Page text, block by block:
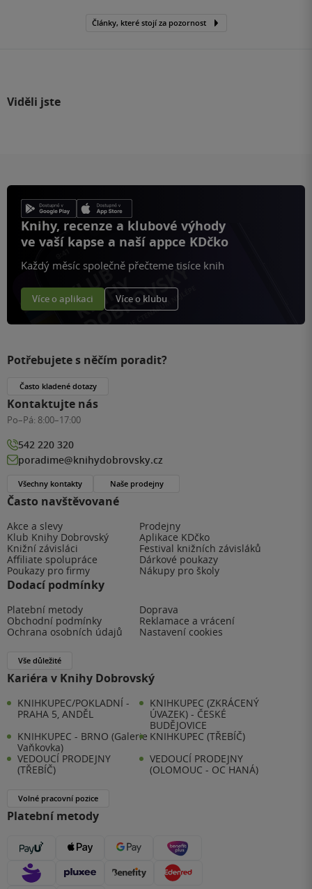
Články, které stojí za pozornost
Viděli jste
Knihy, recenze a klubové výhody
ve vaší kapse a naší appce KDčko
Každý měsíc společně přečteme tisíce knih
Více o aplikaci Více o klubu
Často navštěvované
Akce a slevy
Prodejny
Klub Knihy Dobrovský
Aplikace KDčko
Knižní závisláci
Festival knižních závisláků
Affiliate spolupráce
Dárkové poukazy
Poukazy pro firmy
Nákupy pro školy
Dodací podmínky
Platební metody
Doprava
Obchodní podmínky
Reklamace a vrácení
Ochrana osobních údajů
Nastavení cookies
Vše důležité
Kariéra v Knihy Dobrovský
KNIHKUPEC/POKLADNÍ -
PRAHA 5, ANDĚL
KNIHKUPEC (ZKRÁCENÝ
ÚVAZEK) - ČESKÉ
BUDĚJOVICE
KNIHKUPEC - BRNO (Galerie
Vaňkovka)
KNIHKUPEC (TŘEBÍČ)
VEDOUCÍ PRODEJNY
(TŘEBÍČ)
VEDOUCÍ PRODEJNY
(OLOMOUC - OC HANÁ)
Volné pracovní pozice
Platební metody
Potřebujete s něčím poradit?
Často kladené dotazy
Kontaktujte nás
Po–Pá: 8:00–17:00
542 220 320
poradime@knihydobrovsky.cz
Všechny kontakty Naše prodejny